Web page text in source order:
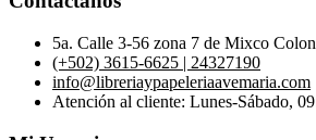
5a. Calle 3-56 zona 7 de Mixco
(+502) 3615-6625 | 24327190
info@libreriaypapeleriaavemaria.com
Atención al cliente: Lunes-Sábado,